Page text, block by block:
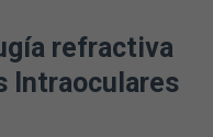
refractiva
Intraoculares